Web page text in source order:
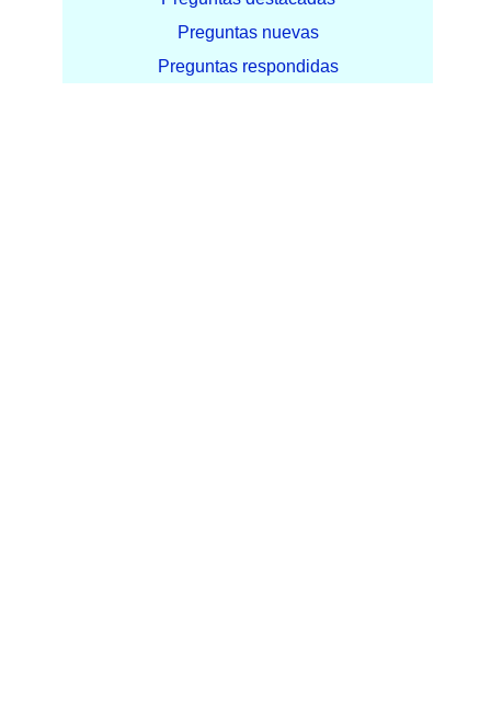
Preguntas nuevas
Preguntas respondidas